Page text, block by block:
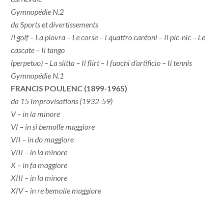
Gymnopédie N.2
da Sports et divertissements
Il golf – La piovra – Le corse – I quattro cantoni – Il pic-nic – Le
cascate – Il tango
(perpetuo) – La slitta – Il flirt – I fuochi d’artificio – Il tennis
Gymnopédie N.1
FRANCIS POULENC (1899-1965)
da 15 Improvisations (1932-59)
V – in la minore
VI – in si bemolle maggiore
VII – in do maggiore
VIII – in la minore
X – in fa maggiore
XIII – in la minore
XIV – in re bemolle maggiore